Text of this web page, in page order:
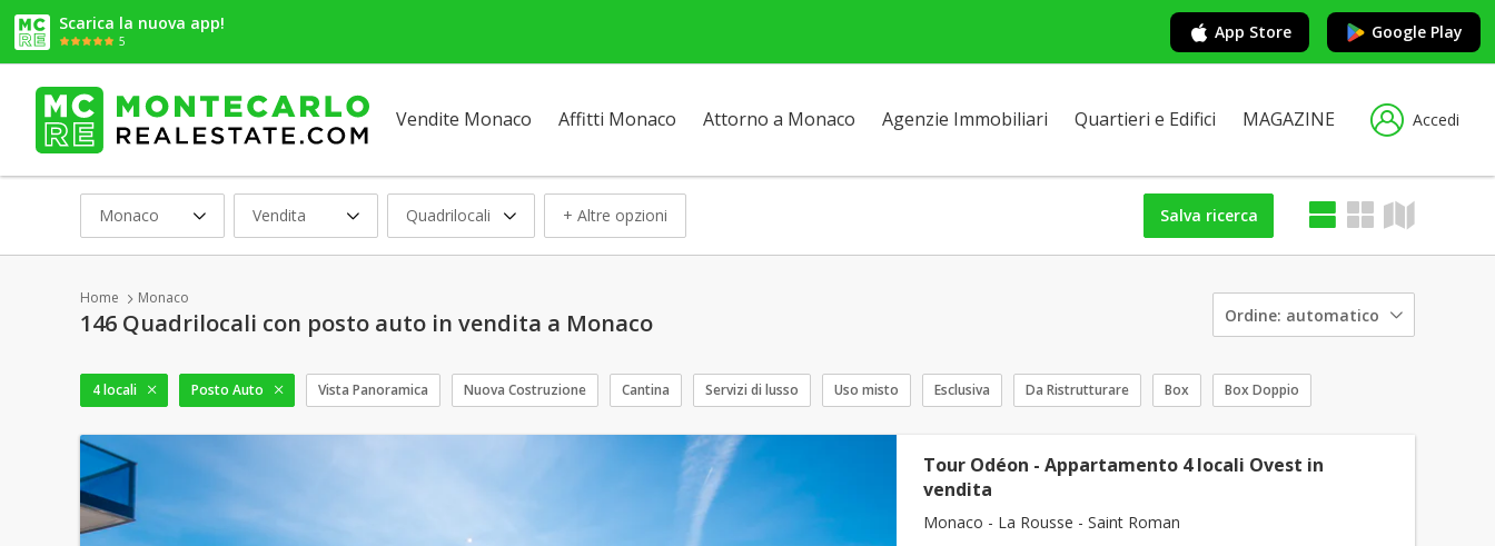
Scarica la nuova app!
5 App Store Google Play
Vendite Monaco Affitti Monaco Attorno a Monaco Agenzie Immobiliari Quartieri e Edifici MAGAZINE Accedi
Monaco Vendita Quadrilocali + Altre opzioni
Ordine: automatico
Salva ricerca
Home Monaco
146 Quadrilocali con posto auto in vendita a Monaco
4 locali Posto Auto Vista Panoramica Nuova Costruzione Cantina Servizi di lusso Uso misto Esclusiva Da Ristrutturare Box Box Doppio
Tour Odéon - Appartamento 4 locali Ovest in
vendita
Monaco - La Rousse - Saint Roman